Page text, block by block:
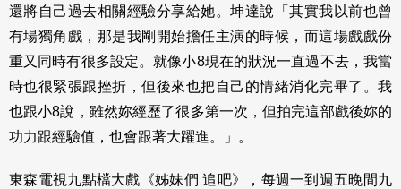
還將自己過去相關經驗分享給她。坤達說「其實我以前也曾
有場獨角戲，那是我剛開始擔任主演的時候，而這場戲戲份
重又同時有很多設定。就像小8現在的狀況一直過不去，我當
時也很緊張跟挫折，但後來也把自己的情緒消化完畢了。我
也跟小8說，雖然妳經歷了很多第一次，但拍完這部戲後妳的
功力跟經驗值，也會跟著大躍進。」。
東森電視九點檔大戲《姊妹們 追吧》，每週一到週五晚間九